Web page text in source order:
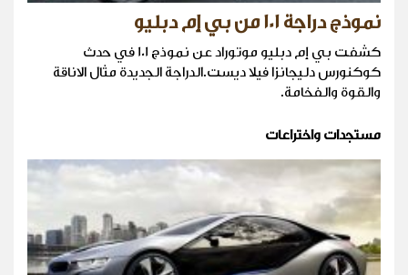
نموذج دراجة 101 من بي إم دبليو
كشفت بي إم دبليو موتوراد عن نموذج 101 في حدث
كوكنورس دليجانزا فيلا ديست.الدراجة الجديدة مثال الاناقة
والقوة والفخامة.
مستجدات واختراعات